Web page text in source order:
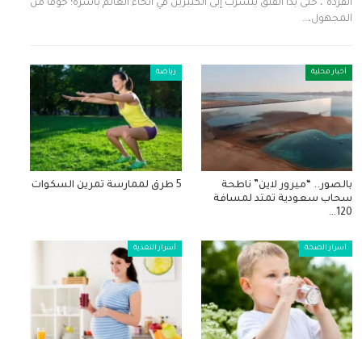
القردة"، حتى بدأ القلق يتسرب إلى الكثيرين في أنحاء العالم بأسره؛ خوفًا من
المجهول،…
أخبار محلية
بالصور.. “ميرور لاين” ناطحة
سحاب سعودية تمتد لمسافة
120…
رياضة
5 طرق لممارسة تمرين السكوات
أسرار الصحة أسرار التغذية